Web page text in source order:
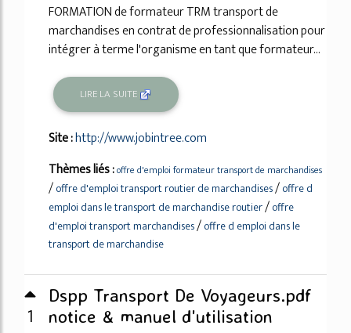
FORMATION de formateur TRM transport de
marchandises en contrat de professionnalisation pour
intégrer à terme l'organisme en tant que formateur...
LIRE LA SUITE
Site :http://www.jobintree.com
Thèmes liés :offre d'emploi formateur transport de marchandises
/offre d'emploi transport routier de marchandises/offre d
emploi dans le transport de marchandise routier/offre
d'emploi transport marchandises/offre d emploi dans le
transport de marchandise
1
Dspp Transport De Voyageurs.pdf
notice & manuel d'utilisation